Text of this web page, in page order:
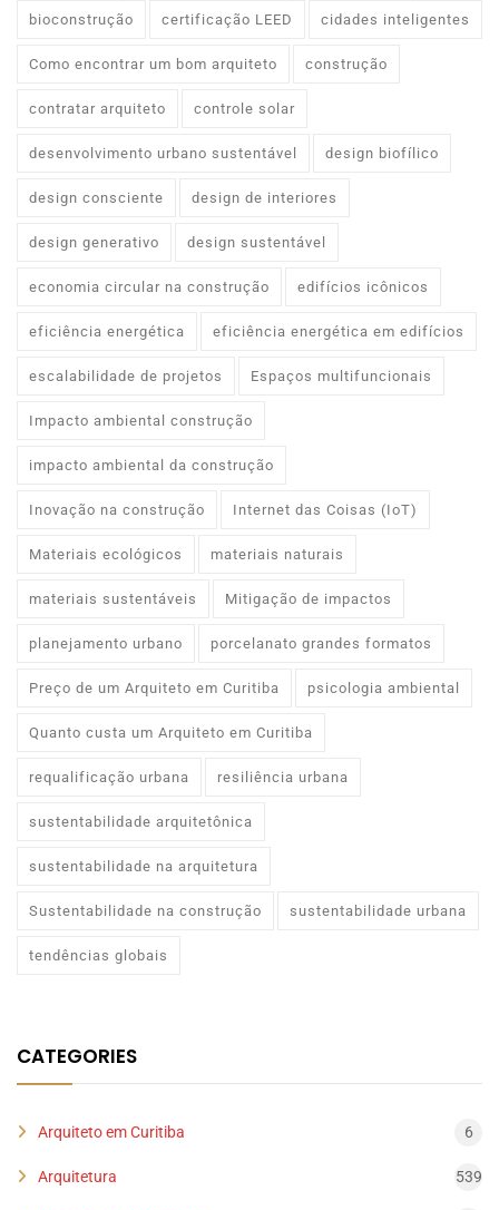
bioconstrução certificação LEED cidades inteligentes
Como encontrar um bom arquiteto construção
contratar arquiteto controle solar
desenvolvimento urbano sustentável design biofílico
design consciente design de interiores
design generativo design sustentável
economia circular na construção edifícios icônicos
eficiência energética eficiência energética em edifícios
escalabilidade de projetos Espaços multifuncionais
Impacto ambiental construção
impacto ambiental da construção
Inovação na construção Internet das Coisas (IoT)
Materiais ecológicos materiais naturais
materiais sustentáveis Mitigação de impactos
planejamento urbano porcelanato grandes formatos
Preço de um Arquiteto em Curitiba psicologia ambiental
Quanto custa um Arquiteto em Curitiba
requalificação urbana resiliência urbana
sustentabilidade arquitetônica
sustentabilidade na arquitetura
Sustentabilidade na construção sustentabilidade urbana
tendências globais
CATEGORIES
Arquiteto em Curitiba 6
Arquitetura 539